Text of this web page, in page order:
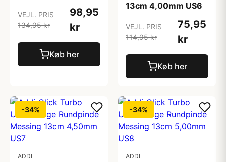
VEJL. PRIS
134,95 kr
98,95
kr
Køb her
13cm 4,00mm US6
VEJL. PRIS
114,95 kr
75,95
kr
Køb her
-34%
ADDI
-34%
ADDI